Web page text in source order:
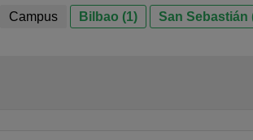
Campus Bilbao (1) San Sebastián